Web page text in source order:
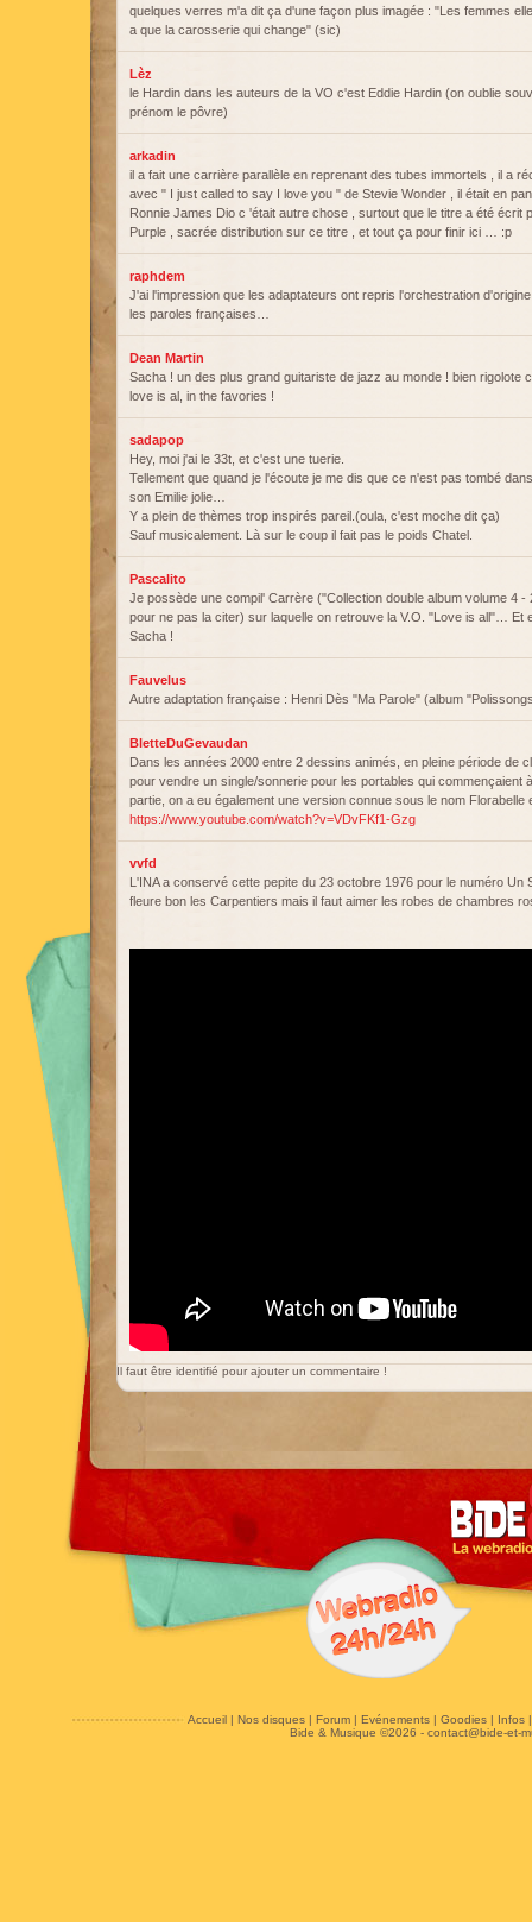
quelques verres m'a dit ça d'une façon plus imagée : "Les femmes
a que la carosserie qui change" (sic)
Lèz
le Hardin dans les auteurs de la VO c'est Eddie Hardin (on oublie
prénom le pôvre)
arkadin
il a fait une carrière parallèle en reprenant des tubes immortels , il a
avec " I just called to say I love you " de Stevie Wonder , il était en
Ronnie James Dio c 'était autre chose , surtout que le titre a été écrit
Purple , sacrée distribution sur ce titre , et tout ça pour finir ici … :p
raphdem
J'ai l'impression que les adaptateurs ont repris l'orchestration
les paroles françaises…
Dean Martin
Sacha ! un des plus grand guitariste de jazz au monde ! bien rigolote
love is al, in the favories !
sadapop
Hey, moi j'ai le 33t, et c'est une tuerie.
Tellement que quand je l'écoute je me dis que ce n'est pas tombé
son Emilie jolie…
Y a plein de thèmes trop inspirés pareil.(oula, c'est moche dit ça)
Sauf musicalement. Là sur le coup il fait pas le poids Chatel.
Pascalito
Je possède une compil' Carrère ("Collection double album volume 4 -
pour ne pas la citer) sur laquelle on retrouve la V.O. "Love is all"… Et
Sacha !
Fauvelus
Autre adaptation française : Henri Dès "Ma Parole" (album
BletteDuGevaudan
Dans les années 2000 entre 2 dessins animés, en pleine période de
pour vendre un single/sonnerie pour les portables qui commençaient
partie, on a eu également une version connue sous le nom Florabelle
https://www.youtube.com/watch?v=VDvFKf1-Gzg
vvfd
L'INA a conservé cette pepite du 23 octobre 1976 pour le numéro Un
fleure bon les Carpentiers mais il faut aimer les robes de chambres
Il faut être identifié pour ajouter un commentaire !
Accueil| Nos disques| Forum| Evénements| Goodies| Infos
Bide & Musique ©2026 - contact@bide-et-